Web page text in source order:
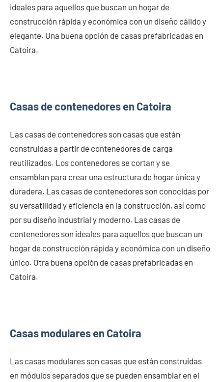
ideales para aquellos que buscan un hogar de
construcción rápida y económica con un diseño cálido y
elegante. Una buena opción de casas prefabricadas en
Catoira.
Casas de contenedores en Catoira
Las casas de contenedores son casas que están
construidas a partir de contenedores de carga
reutilizados. Los contenedores se cortan y se
ensamblan para crear una estructura de hogar única y
duradera. Las casas de contenedores son conocidas por
su versatilidad y eficiencia en la construcción, así como
por su diseño industrial y moderno. Las casas de
contenedores son ideales para aquellos que buscan un
hogar de construcción rápida y económica con un diseño
único. Otra buena opción de casas prefabricadas en
Catoira.
Casas modulares en Catoira
Las casas modulares son casas que están construidas
en módulos separados que se pueden ensamblar en el